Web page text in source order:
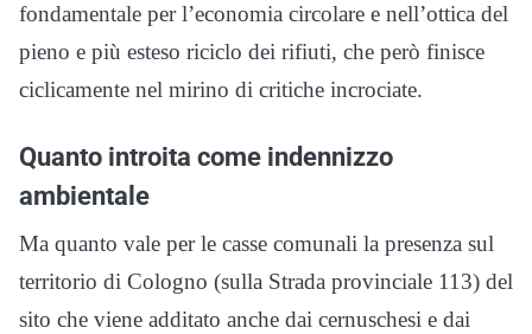
fondamentale per l’economia circolare e nell’ottica del
pieno e più esteso riciclo dei rifiuti, che però finisce
ciclicamente nel mirino di critiche incrociate.
Quanto introita come indennizzo
ambientale
Ma quanto vale per le casse comunali la presenza sul
territorio di Cologno (sulla Strada provinciale 113) del
sito che viene additato anche dai cernuschesi e dai